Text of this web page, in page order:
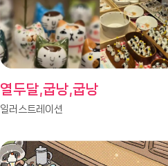
열두달,굽낭,굽낭
일러스트레이션